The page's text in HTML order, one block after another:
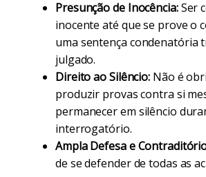
Presunção de Inocência:Ser
inocente até que se prove o
uma sentença condenatória
julgado.
Direito ao Silêncio: Não é
produzir provas contra si
permanecer em silêncio
interrogatório.
Ampla Defesa e
de se defender de todas as